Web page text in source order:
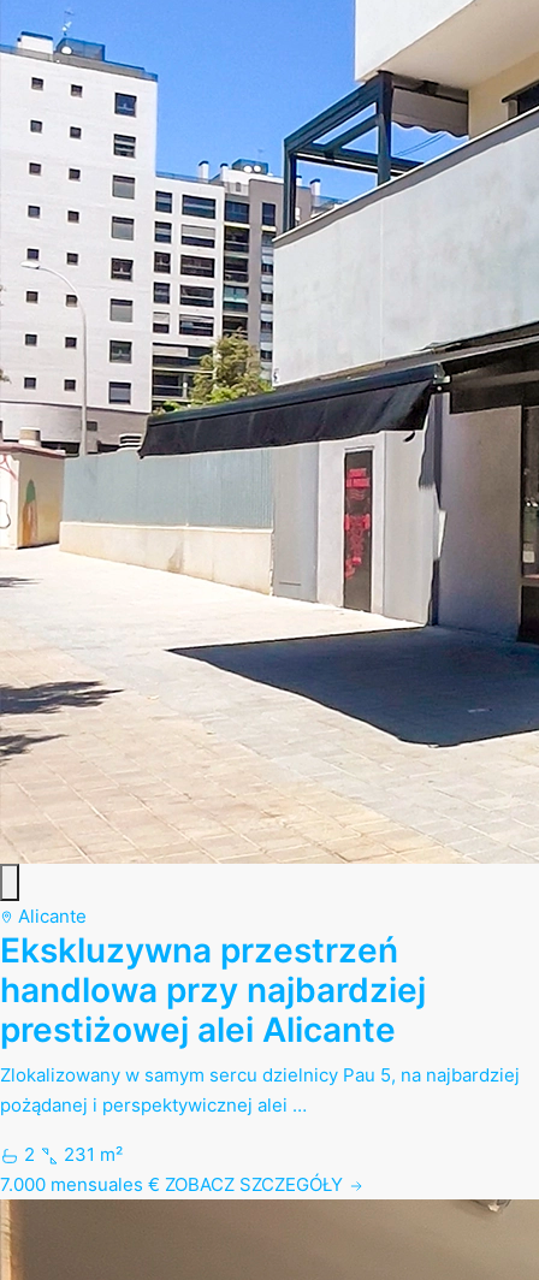
Alicante
Ekskluzywna przestrzeń
handlowa przy najbardziej
prestiżowej alei Alicante
Zlokalizowany w samym sercu dzielnicy Pau 5, na najbardziej
pożądanej i perspektywicznej alei …
2
231 m²
7.000 mensuales € ZOBACZ SZCZEGÓŁY